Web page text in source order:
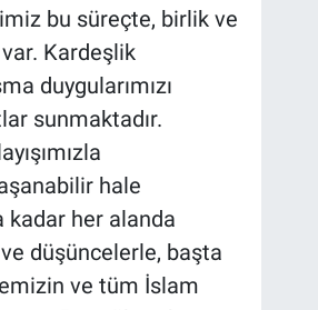
bu süreçte, birlik ve
Kardeşlik
duygularımızı
sunmaktadır.
hale
kadar her alanda
ve düşüncelerle, başta
ve tüm İslam